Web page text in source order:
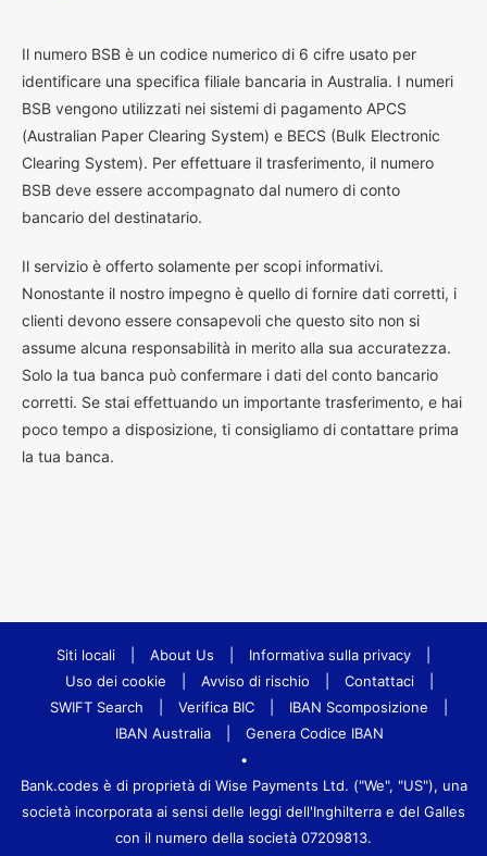
Il numero BSB è un codice numerico di 6 cifre usato per
identificare una specifica filiale bancaria in Australia. I numeri
BSB vengono utilizzati nei sistemi di pagamento APCS
(Australian Paper Clearing System) e BECS (Bulk Electronic
Clearing System). Per effettuare il trasferimento, il numero
BSB deve essere accompagnato dal numero di conto
bancario del destinatario.
Il servizio è offerto solamente per scopi informativi.
Nonostante il nostro impegno è quello di fornire dati corretti, i
clienti devono essere consapevoli che questo sito non si
assume alcuna responsabilità in merito alla sua accuratezza.
Solo la tua banca può confermare i dati del conto bancario
corretti. Se stai effettuando un importante trasferimento, e hai
poco tempo a disposizione, ti consigliamo di contattare prima
la tua banca.
Siti locali About Us Informativa sulla privacy
Uso dei cookie
Avviso di rischio Contattaci
SWIFT Search
Verifica BIC IBAN Scomposizione
IBAN Australia
Genera Codice IBAN
•
Bank.codes è di proprietà di Wise Payments Ltd. ("We", "US"), una
società incorporata ai sensi delle leggi dell'Inghilterra e del Galles
con il numero della società 07209813.